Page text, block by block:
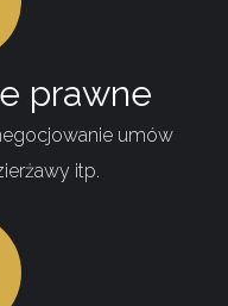
prawne
umów
itp.